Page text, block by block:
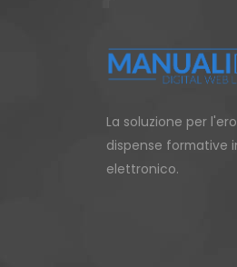
La soluzione per
dispense formative
elettronico.